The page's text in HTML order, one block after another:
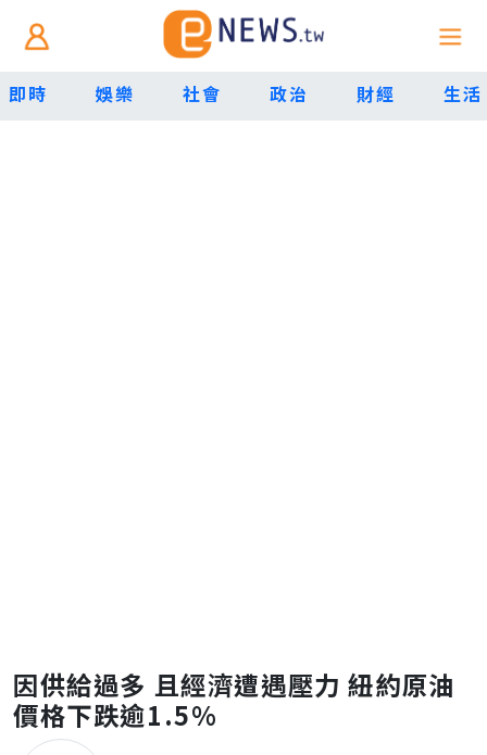
即時 娛樂 社會 政治 財經 生活
因供給過多 且經濟遭遇壓力 紐約原油
價格下跌逾1.5%